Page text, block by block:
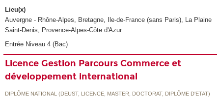
Lieu(x)
Auvergne - Rhône-Alpes, Bretagne, Ile-de-France (sans Paris), La Plaine
Saint-Denis, Provence-Alpes-Côte d'Azur
Entrée Niveau 4 (Bac)
Licence Gestion Parcours Commerce et
développement international
DIPLÔME NATIONAL (DEUST, LICENCE, MASTER, DOCTORAT, DIPLÔME D'ETAT)